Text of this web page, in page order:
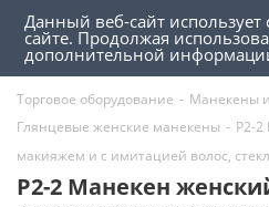
Торговое оборудование - Манекены
Глянцевые женские манекены - P2-
макияжем и с имитацией волос,
P2-2 Манекен
Данный веб-сайт
сайте. Продолжая
дополнительной